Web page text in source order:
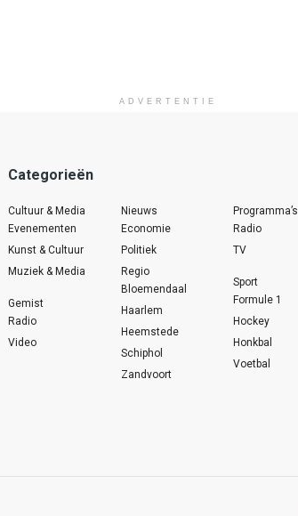
ADVERTENTIE
Categorieën
Cultuur & Media
Evenementen
Kunst & Cultuur
Muziek & Media
Gemist
Radio
Video
Nieuws
Economie
Politiek
Regio
Bloemendaal
Haarlem
Heemstede
Schiphol
Zandvoort
Programma’s
Radio
TV
Sport
Formule 1
Hockey
Honkbal
Voetbal